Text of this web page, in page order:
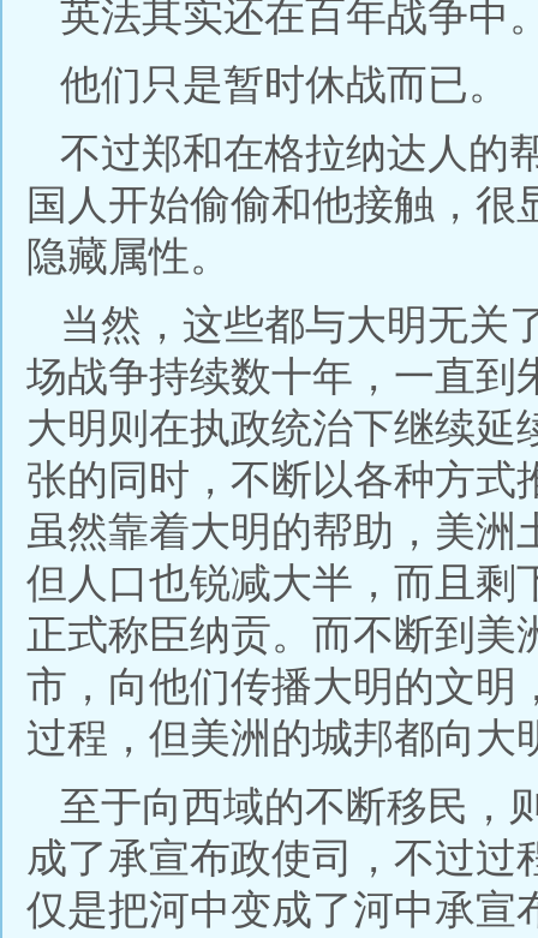
英法其实还在百年战争中
他们只是暂时休战而已。
不过郑和在格拉纳达人的
国人开始偷偷和他接触，
隐藏属性。
当然，这些都与大明无关
场战争持续数十年，一直到
大明则在执政统治下继续延
张的同时，不断以各种方式
虽然靠着大明的帮助，美
但人口也锐减大半，而且剩
正式称臣纳贡。而不断到美
市，向他们传播大明的文明
过程，但美洲的城邦都向大
至于向西域的不断移民，
成了承宣布政使司，不过
仅是把河中变成了河中承宣